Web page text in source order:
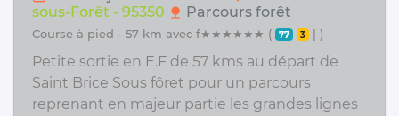
sous-Forêt - 95350 nature Parcours forêt
course à pied - 57 km avec f★★★★★★ ( 77 3 | )
Petite sortie en E.F de 57 kms au départ de
Saint Brice Sous fôret pour un parcours
reprenant en majeur partie les grandes lignes